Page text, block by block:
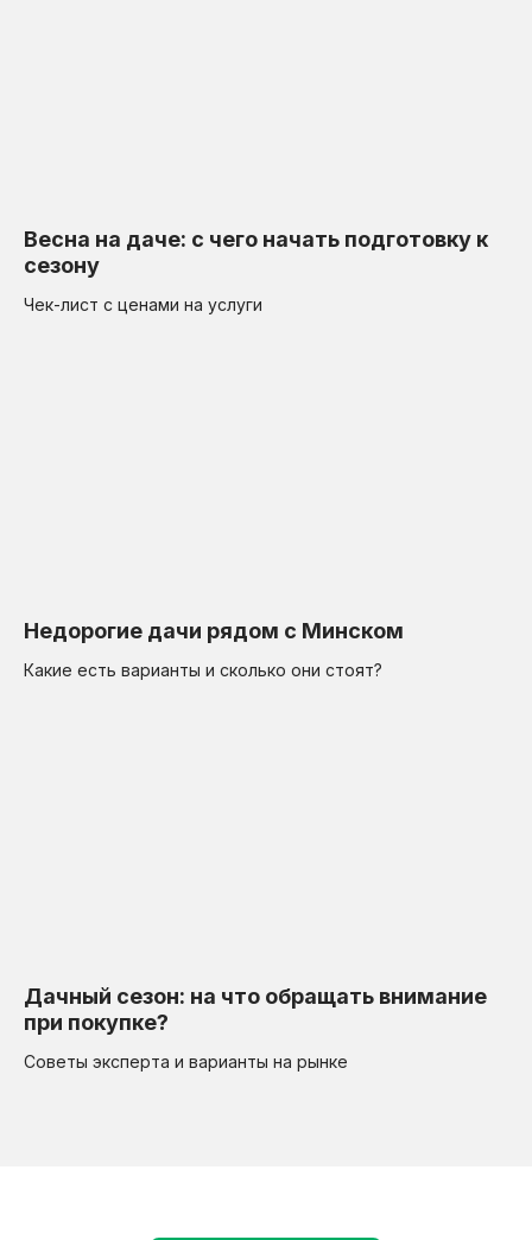
Весна на даче: с чего начать подготовку к
сезону
Чек-лист с ценами на услуги
Недорогие дачи рядом с Минском
Какие есть варианты и сколько они стоят?
Дачный сезон: на что обращать внимание
при покупке?
Советы эксперта и варианты на рынке